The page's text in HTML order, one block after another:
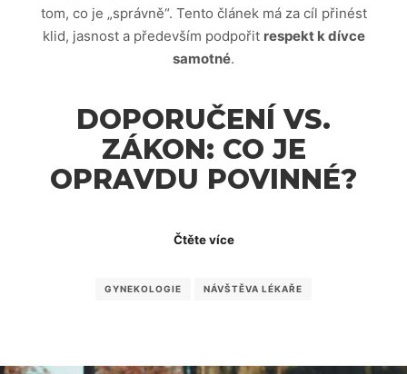
tom, co je „správně“. Tento článek má za cíl přinést
klid, jasnost a především podpořit respekt k dívce
samotné.
DOPORUČENÍ VS.
ZÁKON: CO JE
OPRAVDU POVINNÉ?
Čtěte více
GYNEKOLOGIE NÁVŠTĚVA LÉKAŘE